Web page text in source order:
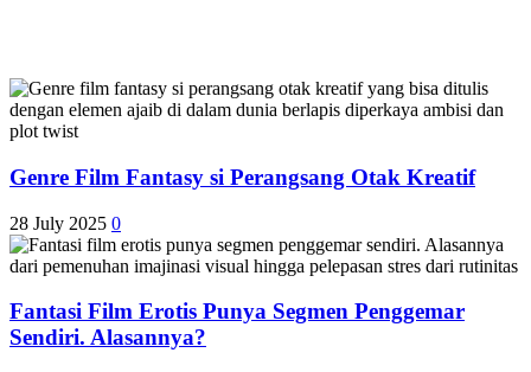
Genre Film Fantasy si Perangsang Otak Kreatif
28 July 2025 0
Fantasi Film Erotis Punya Segmen Penggemar
Sendiri. Alasannya?